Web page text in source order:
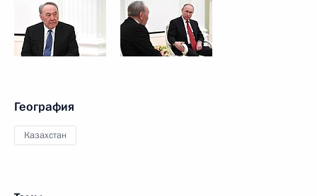
География
Казахстан